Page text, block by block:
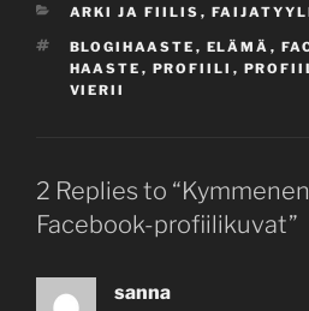
CATEGORIES
ARKI JA FIILIS ,
TAGS
BLOGIHAASTE , ELÄMÄ ,
HAASTE , PROFIILI ,
VIERII
2 Replies to
Facebook-profiilikuvat”
sanna